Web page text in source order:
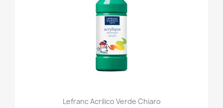
Lefranc Acrilico Verde Chiaro